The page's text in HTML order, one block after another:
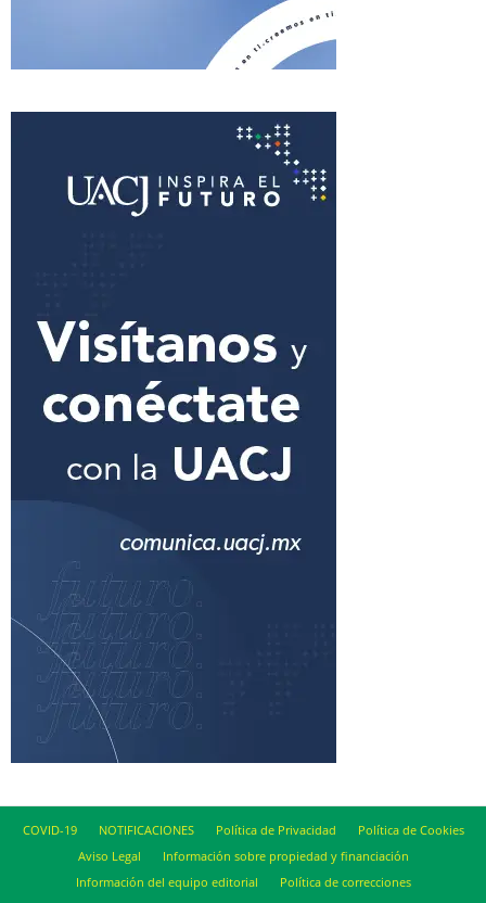
COVID-19 NOTIFICACIONES Política de Privacidad
Política de Cookies
Aviso Legal
Información sobre propiedad y financiación
Información del equipo editorial
Política de correcciones